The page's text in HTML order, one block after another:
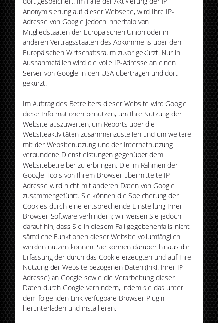
Anonymisierung auf dieser Webseite, wird Ihre IP-
Adresse von Google jedoch innerhalb von
Mitgliedstaaten der Europäischen Union oder in
anderen Vertragsstaaten des Abkommens über den
Europäischen Wirtschaftsraum zuvor gekürzt. Nur in
Ausnahmefällen wird die volle IP-Adresse an einen
Server von Google in den USA übertragen und dort
gekürzt.
Im Auftrag des Betreibers dieser Website wird Google
diese Informationen benutzen, um Ihre Nutzung der
Website auszuwerten, um Reports über die
Websiteaktivitäten zusammenzustellen und um weitere
mit der Websitenutzung und der Internetnutzung
verbundene Dienstleistungen gegenüber dem
Websitebetreiber zu erbringen. Die im Rahmen der
Google Tools von Ihrem Browser übermittelte IP-
Adresse wird nicht mit anderen Daten von Google
zusammengeführt. Sie können die Speicherung der
Cookies durch eine entsprechende Einstellung Ihrer
Browser-Software verhindern; wir weisen Sie jedoch
darauf hin, dass Sie in diesem Fall gegebenenfalls nicht
sämtliche Funktionen dieser Website vollumfänglich
werden nutzen können. Sie können darüber hinaus die
Erfassung der durch das Cookie erzeugten und auf Ihre
Nutzung der Website bezogenen Daten (inkl. Ihrer IP-
Adresse) an Google sowie die Verarbeitung dieser
Daten durch Google verhindern, indem sie das unter
dem folgenden Link verfügbare Browser-Plugin
herunterladen und installieren.